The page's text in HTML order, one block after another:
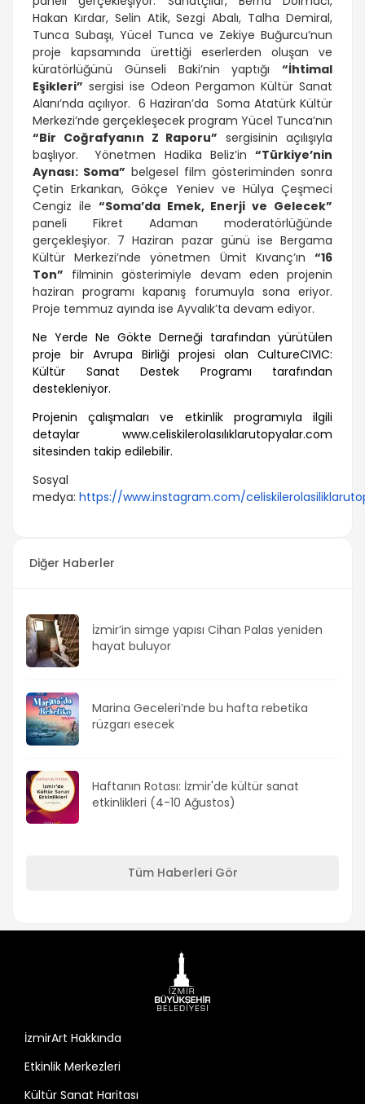
Hakan Kırdar, Selin Atik, Sezgi Abalı, Talha Demiral,
Tunca Subaşı, Yücel Tunca ve Zekiye Buğurcu’nun
proje kapsamında ürettiği eserlerden oluşan ve
küratörlüğünü Günseli Baki’nin yaptığı “İhtimal
Eşikleri” sergisi ise Odeon Pergamon Kültür Sanat
Alanı’nda açılıyor. 6 Haziran’da Soma Atatürk Kültür
Merkezi’nde gerçekleşecek program Yücel Tunca’nın
“Bir Coğrafyanın Z Raporu” sergisinin açılışıyla
başlıyor. Yönetmen Hadika Beliz’in “Türkiye’nin
Aynası: Soma” belgesel film gösteriminden sonra
Çetin Erkankan, Gökçe Yeniev ve Hülya Çeşmeci
Cengiz ile “Soma’da Emek, Enerji ve Gelecek”
paneli Fikret Adaman moderatörlüğünde
gerçekleşiyor. 7 Haziran pazar günü ise Bergama
Kültür Merkezi’nde yönetmen Ümit Kıvanç’ın “16
Ton” filminin gösterimiyle devam eden projenin
haziran programı kapanış forumuyla sona eriyor.
Proje temmuz ayında ise Ayvalık’ta devam ediyor.
Ne Yerde Ne Gökte Derneği tarafından yürütülen
proje bir Avrupa Birliği projesi olan CultureCIVIC:
Kültür Sanat Destek Programı tarafından
destekleniyor.
Projenin çalışmaları ve etkinlik programıyla ilgili
detaylar www.celiskilerolasılıklarutopyalar.com
sitesinden takip edilebilir.
Sosyal
medya: https://www.instagram.com/
Diğer Haberler
İzmir’in simge yapısı Cihan Palas yeniden
hayat buluyor
Marina Geceleri’nde bu hafta rebetika
rüzgarı esecek
Haftanın Rotası: İzmir'de kültür sanat
etkinlikleri (4-10 Ağustos)
Tüm Haberleri Gör
İzmirArt Hakkında
Etkinlik Merkezleri
Kültür Sanat Haritası